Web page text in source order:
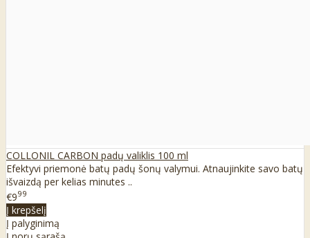
COLLONIL CARBON padų valiklis 100 ml
Efektyvi priemonė batų padų šonų valymui. Atnaujinkite savo batų
išvaizdą per kelias minutes ..
€999
Į krepšelį
Į palyginimą